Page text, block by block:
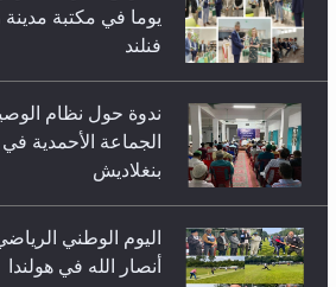
يوما في مكتبة
فنلند
ندوة حول نظام
الجماعة الأحمدية
بنغلاديش
اليوم الوطني
أنصار الله في هولندا